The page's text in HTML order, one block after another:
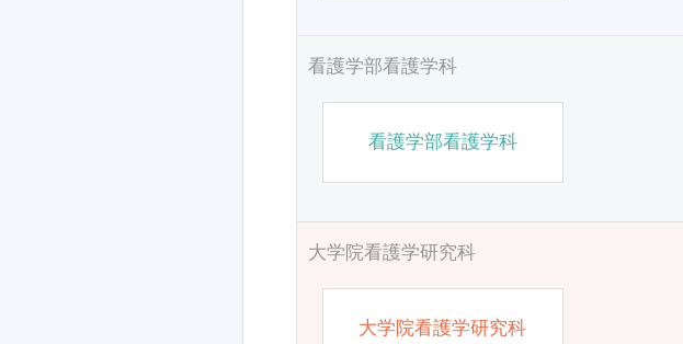
看護学部看護学科
看護学部看護学科
大学院看護学研究科
大学院看護学研究科